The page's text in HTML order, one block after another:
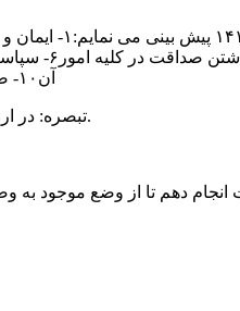
۱- ایمان و توکل به خداوند
۶- سپاسگزاری از نعمات خداوند و خوش بینی
آن ۱۰- صرفه جوئی در آب، انرژی، غذا و وقت
تبصره: در ارزیابی وضع موجود و پیش بینی وضع مطلوب می توان از نمره صفر (۰) تا بیست (۲۰) استفاده کرد.